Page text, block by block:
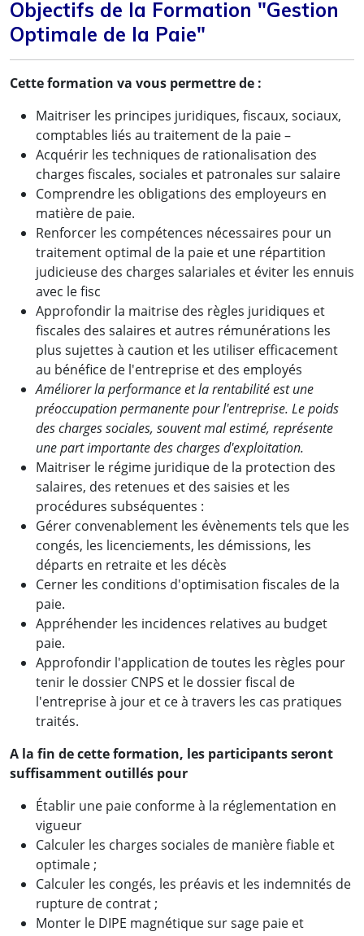
Objectifs de la Formation "Gestion
Optimale de la Paie"
Cette formation va vous permettre de :
Maitriser les principes juridiques, fiscaux, sociaux,
comptables liés au traitement de la paie –
Acquérir les techniques de rationalisation des
charges fiscales, sociales et patronales sur salaire
Comprendre les obligations des employeurs en
matière de paie.
Renforcer les compétences nécessaires pour un
traitement optimal de la paie et une répartition
judicieuse des charges salariales et éviter les ennuis
avec le fisc
Approfondir la maitrise des règles juridiques et
fiscales des salaires et autres rémunérations les
plus sujettes à caution et les utiliser efficacement
au bénéfice de l'entreprise et des employés
Améliorer la performance et la rentabilité est une
préoccupation permanente pour l'entreprise. Le poids
des charges sociales, souvent mal estimé, représente
une part importante des charges d'exploitation.
Maitriser le régime juridique de la protection des
salaires, des retenues et des saisies et les
procédures subséquentes :
Gérer convenablement les évènements tels que les
congés, les licenciements, les démissions, les
départs en retraite et les décès
Cerner les conditions d'optimisation fiscales de la
paie.
Appréhender les incidences relatives au budget
paie.
Approfondir l'application de toutes les règles pour
tenir le dossier CNPS et le dossier fiscal de
l'entreprise à jour et ce à travers les cas pratiques
traités.
A la fin de cette formation, les participants seront
suffisamment outillés pour
Établir une paie conforme à la réglementation en
vigueur
Calculer les charges sociales de manière fiable et
optimale ;
Calculer les congés, les préavis et les indemnités de
rupture de contrat ;
Monter le DIPE magnétique sur sage paie et